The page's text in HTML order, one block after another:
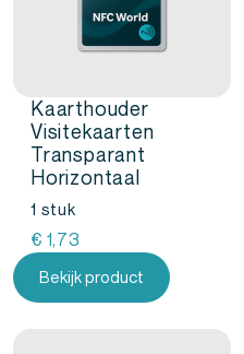
Kaarthouder
Visitekaarten
Transparant
Horizontaal
1 stuk
€ 1,73
Bekijk product